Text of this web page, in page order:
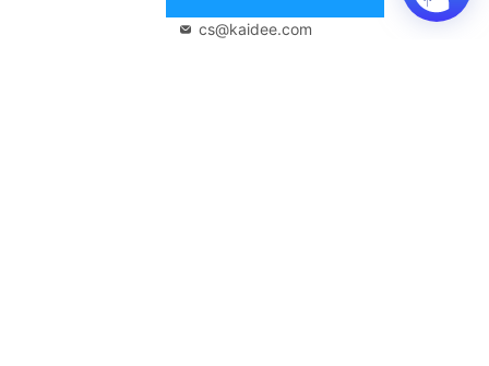
cs@kaidee.com